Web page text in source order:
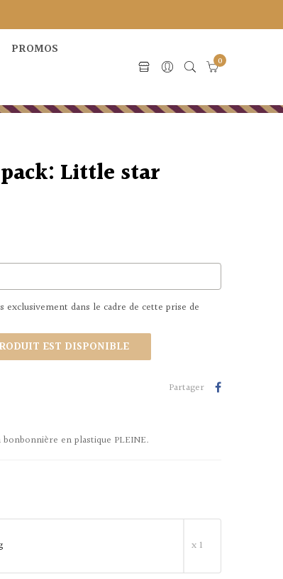
PROMOS
0
Little star
dans le cadre de cette prise de
EST DISPONIBLE
Partager
en plastique PLEINE.
x 1